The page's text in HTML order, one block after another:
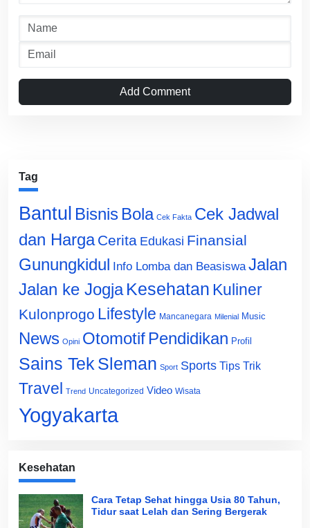
Add Comment
Tag
Bantul Bisnis Bola Cek Fakta Cek Jadwal
dan Harga Cerita Edukasi Finansial
Gunungkidul Info Lomba dan Beasiswa Jalan
Jalan ke Jogja Kesehatan Kuliner
Kulonprogo Lifestyle Mancanegara Milenial Music
News Opini Otomotif Pendidikan Profil
Sains Tek Sleman Sport Sports Tips Trik
Travel Trend Uncategorized Video Wisata
Yogyakarta
Kesehatan
Cara Tetap Sehat hingga Usia 80 Tahun,
Tidur saat Lelah dan Sering Bergerak